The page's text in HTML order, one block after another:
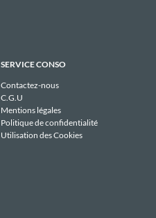
SERVICE CONSO
Contactez-nous
C.G.U
Mentions légales
Politique de confidentialité
Utilisation des Cookies